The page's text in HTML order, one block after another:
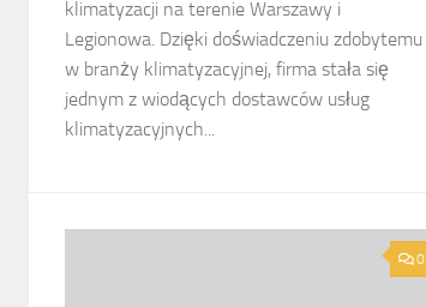
klimatyzacji na terenie Warszawy i
Legionowa. Dzięki doświadczeniu zdobytemu
w branży klimatyzacyjnej, firma stała się
jednym z wiodących dostawców usług
klimatyzacyjnych...
0